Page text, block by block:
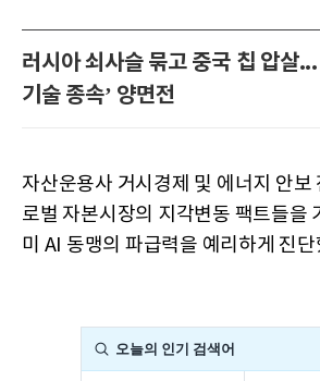
러시아 쇠사슬 묶고 중국 칩 압살
기술 종속’ 양면전
자산운용사 거시경제 및 에너지 안보
로벌 자본시장의 지각변동 팩트들을
미 AI 동맹의 파급력을 예리하게 진단